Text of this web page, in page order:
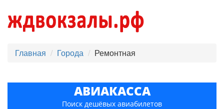
Главная Города Ремонтная
АВИАКАССА
Поиск дешёвых авиабилетов